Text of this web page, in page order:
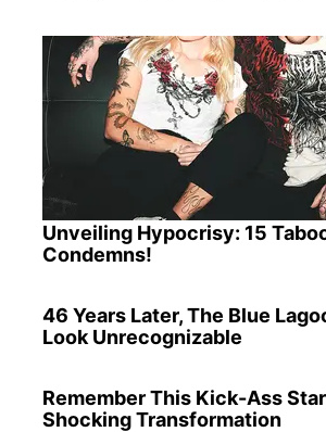
Unveiling Hypocrisy: 15
Condemns!
46 Years Later, The Blue
Look Unrecognizable
Remember This Kick-Ass
Shocking Transformation